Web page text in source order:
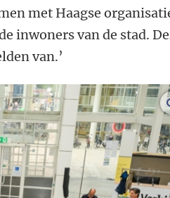
met Haagse
inwoners van de stad.
van.’